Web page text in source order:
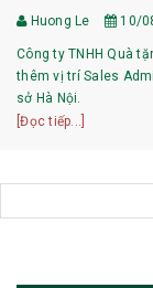
Huong Le 10/
Công ty TNHH Quà
thêm vị trí Sales
sở Hà Nội.
[Đọc tiếp...]